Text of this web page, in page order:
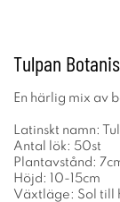
Tulpan
En härlig mix av
Latinskt namn:
Antal lök: 50st
Plantavstånd:
Höjd: 10-15cm
Växtläge: Sol till